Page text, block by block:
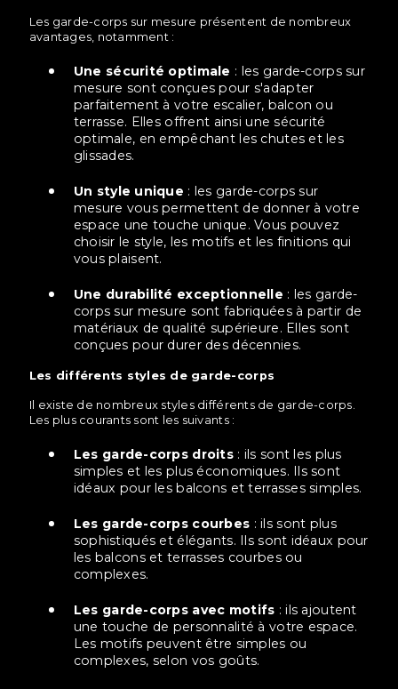
Les garde-corps sur mesure présentent de nombreux
avantages, notamment :
Une sécurité optimale : les garde-corps sur
mesure sont conçues pour s'adapter
parfaitement à votre escalier, balcon ou
terrasse. Elles offrent ainsi une sécurité
optimale, en empêchant les chutes et les
glissades.
Un style unique : les garde-corps sur
mesure vous permettent de donner à votre
espace une touche unique. Vous pouvez
choisir le style, les motifs et les finitions qui
vous plaisent.
Une durabilité exceptionnelle : les garde-
corps sur mesure sont fabriquées à partir de
matériaux de qualité supérieure. Elles sont
conçues pour durer des décennies.
Les différents styles de garde-corps
Il existe de nombreux styles différents de garde-corps.
Les plus courants sont les suivants :
Les garde-corps droits : ils sont les plus
simples et les plus économiques. Ils sont
idéaux pour les balcons et terrasses simples.
Les garde-corps courbes : ils sont plus
sophistiqués et élégants. Ils sont idéaux pour
les balcons et terrasses courbes ou
complexes.
Les garde-corps avec motifs : ils ajoutent
une touche de personnalité à votre espace.
Les motifs peuvent être simples ou
complexes, selon vos goûts.